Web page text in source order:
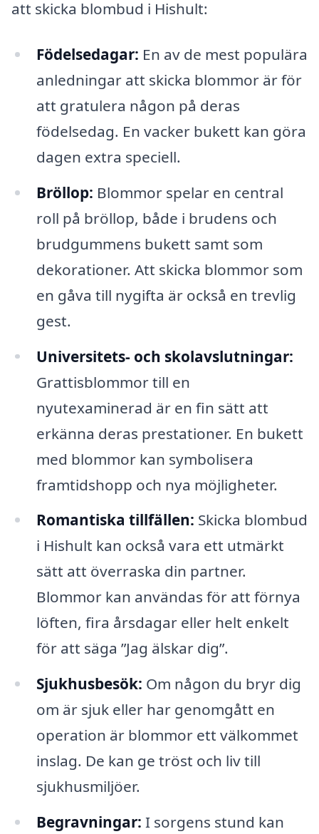
att skicka blombud i Hishult:
Födelsedagar: En av de mest populära
anledningar att skicka blommor är för
att gratulera någon på deras
födelsedag. En vacker bukett kan göra
dagen extra speciell.
Bröllop: Blommor spelar en central
roll på bröllop, både i brudens och
brudgummens bukett samt som
dekorationer. Att skicka blommor som
en gåva till nygifta är också en trevlig
gest.
Universitets- och skolavslutningar:
Grattisblommor till en
nyutexaminerad är en fin sätt att
erkänna deras prestationer. En bukett
med blommor kan symbolisera
framtidshopp och nya möjligheter.
Romantiska tillfällen: Skicka blombud
i Hishult kan också vara ett utmärkt
sätt att överraska din partner.
Blommor kan användas för att förnya
löften, fira årsdagar eller helt enkelt
för att säga ”Jag älskar dig”.
Sjukhusbesök: Om någon du bryr dig
om är sjuk eller har genomgått en
operation är blommor ett välkommet
inslag. De kan ge tröst och liv till
sjukhusmiljöer.
Begravningar: I sorgens stund kan